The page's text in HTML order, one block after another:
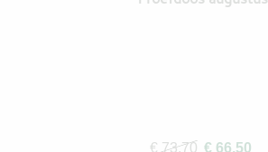
€ 73,70 € 66,50